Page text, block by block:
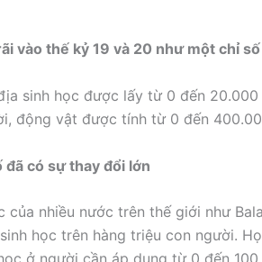
vào thế kỷ 19 và 20 như một chỉ
sinh học được lấy từ 0 đến
động vật được tính từ 0 đến
đã có sự thay đổi lớn
của nhiều nước trên thế giới như
học trên hàng triệu con người.